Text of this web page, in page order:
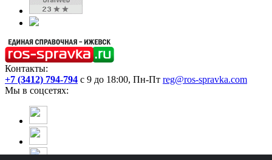
Контакты:
+7 (3412) 794-794 с 9 до 18:00, Пн-Пт reg@ros-spravka.com
Мы в соцсетях: